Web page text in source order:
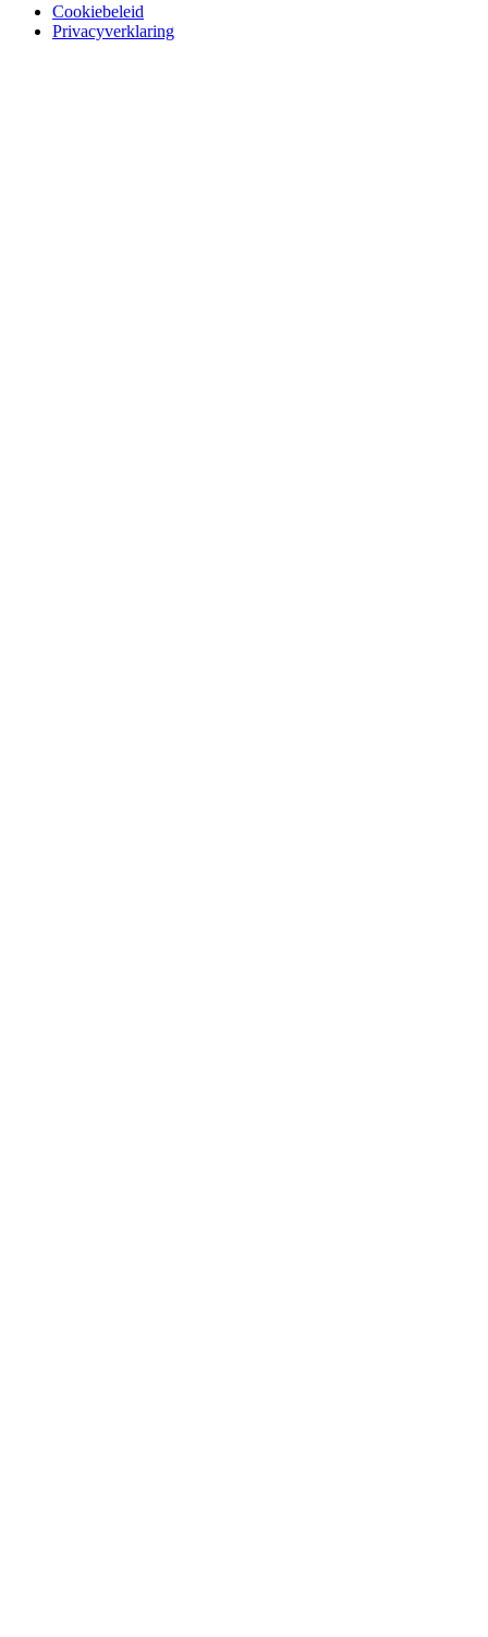
Cookiebeleid
Privacyverklaring